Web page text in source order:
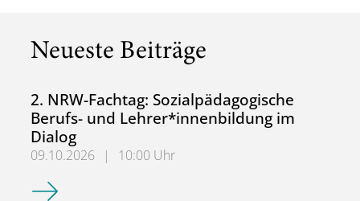
Neueste Beiträge
2. NRW-Fachtag: Sozialpädagogische
Berufs- und Lehrer*innenbildung im
Dialog
09.10.2026 |
10:00 Uhr
2. NRW-Fachtag: Sozialpädagogische Berufs- und